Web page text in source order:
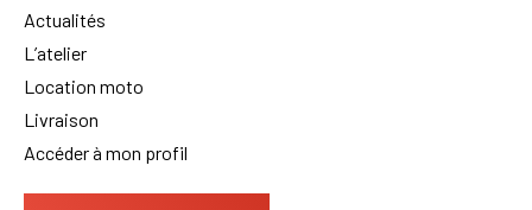
Actualités
L’atelier
Location moto
Livraison
Accéder à mon profil